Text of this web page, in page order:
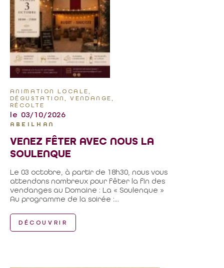
ANIMATION LOCALE,
DÉGUSTATION, VENDANGE,
RÉCOLTE
le 03/10/2026
ABEILHAN
VENEZ FÊTER AVEC NOUS LA
SOULENQUE
Le 03 octobre, à partir de 18h30, nous vous
attendons nombreux pour fêter la fin des
vendanges au Domaine : La « Soulenque »
Au programme de la soirée :...
DÉCOUVRIR